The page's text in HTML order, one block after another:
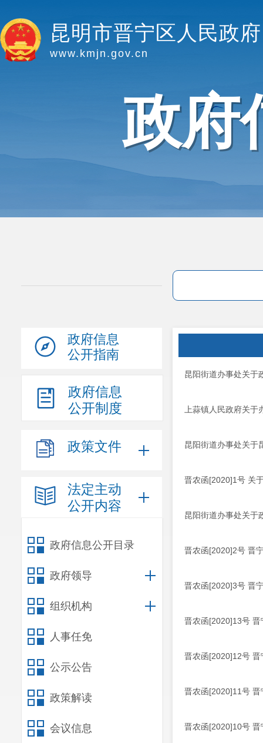
昆明市晋宁区人民政府
www.kmjn.gov.cn
政府
政府信息
公开指南
政府信息
公开制度
政策文件
法定主动
公开内容
政府信息公开目录
政府领导
组织机构
人事任免
公示公告
政策解读
会议信息
昆阳街道办事处关于
上蒜镇人民政府关
昆阳街道办事处关于
晋农函[2020]1号 关
昆阳街道办事处关于
晋农函[2020]2号 晋
晋农函[2020]3号 晋
晋农函[2020]13号
晋农函[2020]12号
晋农函[2020]11号
晋农函[2020]10号